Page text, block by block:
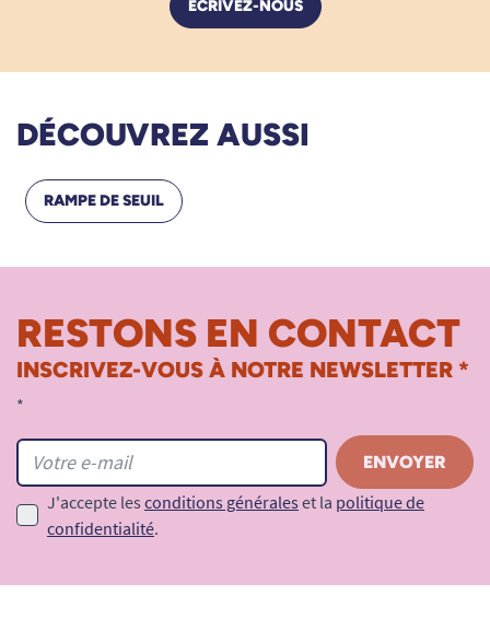
ÉCRIVEZ-NOUS
DÉCOUVREZ AUSSI
RAMPE DE SEUIL
RESTONS EN CONTACT
INSCRIVEZ-VOUS À NOTRE NEWSLETTER *
*
J'accepte les conditions générales et la politique de
confidentialité.